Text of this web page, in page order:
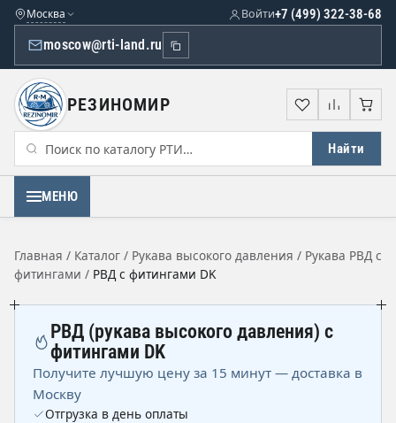
Москва
moscow@rti-land.ru
+7 (499) 322-38-68
Войти
РЕЗИНОМИР
Найти
Избранное
МЕНЮ
Главная / Каталог / Рукава высокого давления / Рукава РВД с
фитингами / РВД с фитингами DK
РВД (рукава высокого давления) с
фитингами DK
Получите лучшую цену за 15 минут — доставка в
Москву
Отгрузка в день оплаты